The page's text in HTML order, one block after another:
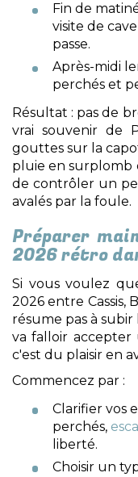
Fin de
visite de
passe.
Après-midi
perchés et
Résultat : pas de
vrai souvenir de
gouttes sur la
pluie en surplomb
de contrôler un
avalés par la foule.
Préparer
2026 rétro
Si vous voulez
2026 entre Cassis,
résume pas à
va falloir accepter
c'est du plaisir en
Commencez par :
Clarifier vos
perchés,
liberté.
Choisir un